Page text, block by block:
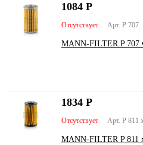
Арт. P 707
Отсутствует
MANN-FILTER P 707
1084 Р
Арт. P 811
Отсутствует
MANN-FILTER P 811
1834 Р